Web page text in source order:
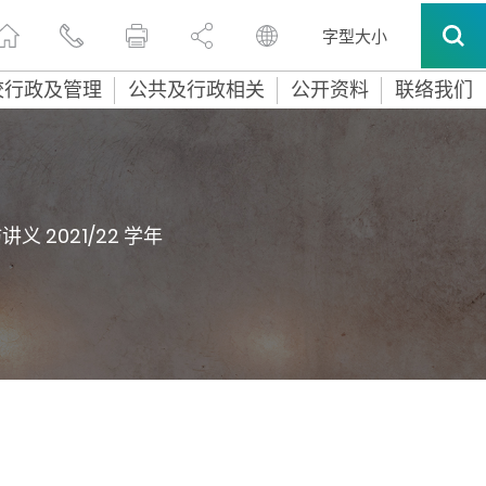
字型大小
政及管理 公共及行政相关 公开资料 联络我们
义 2021/22 学年